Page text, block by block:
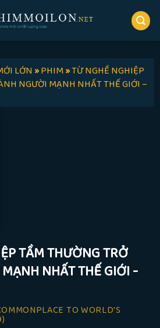
LỚN»PHIM»TỪ NGHỀ NGHIỆP
NGƯỜI MẠNH NHẤT THẾ GIỚI –
TẦM THƯỜNG TRỞ
NHẤT THẾ GIỚI -
TO WORLD'S